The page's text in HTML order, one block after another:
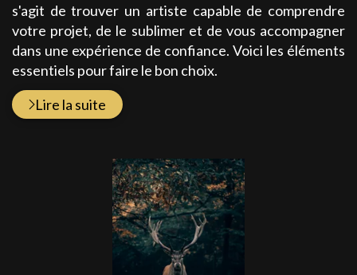
s'agit de trouver un artiste capable de comprendre
votre projet, de le sublimer et de vous accompagner
dans une expérience de confiance. Voici les éléments
essentiels pour faire le bon choix.
Lire la suite